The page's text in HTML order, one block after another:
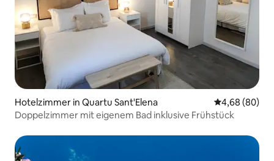
Hotelzimmer in Quartu Sant'Elena
4,68 (80)
Doppelzimmer mit eigenem Bad inklusive Frühstück